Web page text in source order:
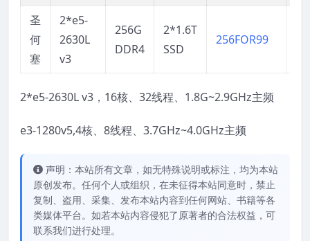
圣
何
塞
2*e5-
2630L
v3
256G
DDR4
2*1.6T
SSD
256FOR99
2*e5-2630L v3，16核、32线程、1.8G~2.9GHz主频
e3-1280v5,4核、8线程、3.7GHz~4.0GHz主频
声明：本站所有文章，如无特殊说明或标注，均为本站
原创发布。任何个人或组织，在未征得本站同意时，禁止
复制、盗用、采集、发布本站内容到任何网站、书籍等各
类媒体平台。如若本站内容侵犯了原著者的合法权益，可
联系我们进行处理。